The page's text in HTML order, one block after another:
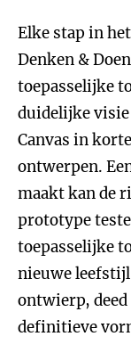
Elke stap in
Denken &
toepasselijke
duidelijke visie
Canvas in
ontwerpen.
maakt kan de
prototype
toepasselijke
nieuwe
ontwierp,
definitieve